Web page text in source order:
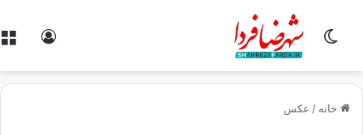
ورود تغییر پوسته
خانه / عکس